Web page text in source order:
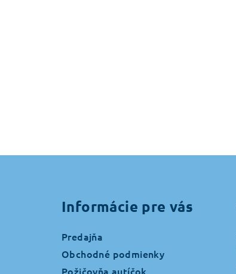
Informácie pre vás
Predajňa
Obchodné podmienky
Požičovňa autíčok